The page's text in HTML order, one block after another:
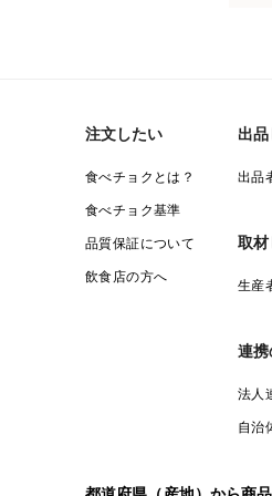
注文したい
食べチョクとは？
食べチョク基準
品質保証について
飲食店の方へ
出
出品
取材
生産
連携
法人
自治